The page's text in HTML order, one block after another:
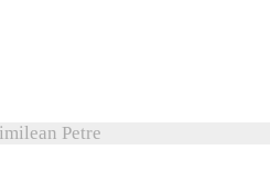
Petre